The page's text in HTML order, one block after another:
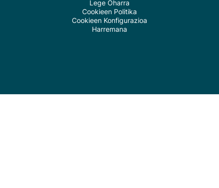
Lege Oharra
Cookieen Politika
Cookieen Konfigurazioa
Harremana